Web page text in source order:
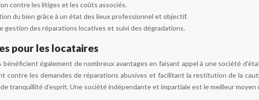
contre les litiges et les coûts associés.
du bien grâce à un état des lieux professionnel et objectif.
gestion des réparations locatives et suivi des dégradations.
pour les locataires
bénéficient également de nombreux avantages en faisant appel à une société
contre les demandes de réparations abusives et facilitant la restitution de la
tranquillité d’esprit. Une société indépendante et impartiale est le meilleur